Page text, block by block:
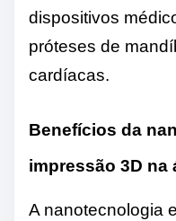
dispositivos
próteses de
cardíacas.
Benefícios da
impressão 3D na
A nanotecnologia